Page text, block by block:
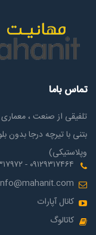
تماس باما
تلفیقی از صنعت ،
بتنی با تیرچه درجا بدون
وپلاستیکی)
۰۹۱۲۹۳۱۷۴۶۴ - ۰۹۱۲۹۳۱۷۹۷۲
کانال آپارات
کاتالوگ